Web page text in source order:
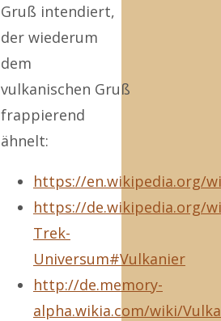
Gruß intendiert,
der wiederum
dem
vulkanischen Gruß
frappierend
ähnelt:
https://en.wikipedia.org/
https://de.wikipedia.org/
Trek-
Universum#Vulkanier
http://de.memory-
alpha.wikia.com/wiki/